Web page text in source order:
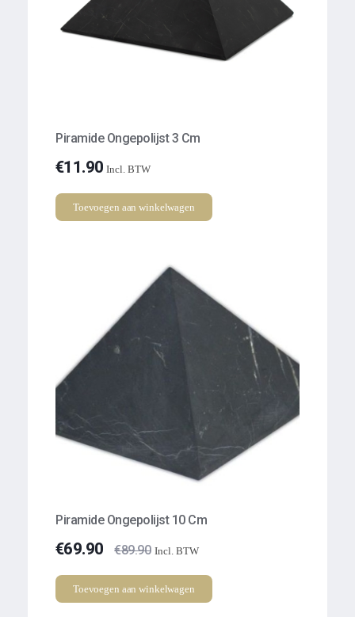
Piramide Ongepolijst 3 Cm
€11.90 Incl. BTW
Toevoegen aan winkelwagen
Piramide Ongepolijst 10 Cm
€69.90 €89.90 Incl. BTW
Toevoegen aan winkelwagen